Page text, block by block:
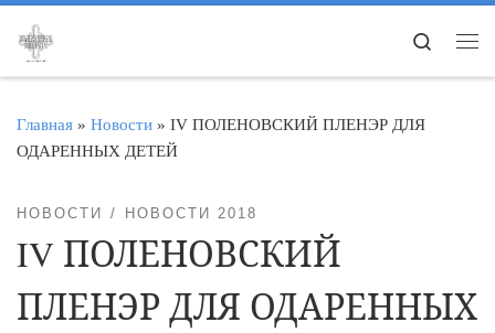
Перейти к содержимому
Search
Главная » Новости » IV ПОЛЕНОВСКИЙ ПЛЕНЭР ДЛЯ
ОДАРЕННЫХ ДЕТЕЙ
НОВОСТИ НОВОСТИ 2018
IV ПОЛЕНОВСКИЙ
ПЛЕНЭР ДЛЯ ОДАРЕННЫХ